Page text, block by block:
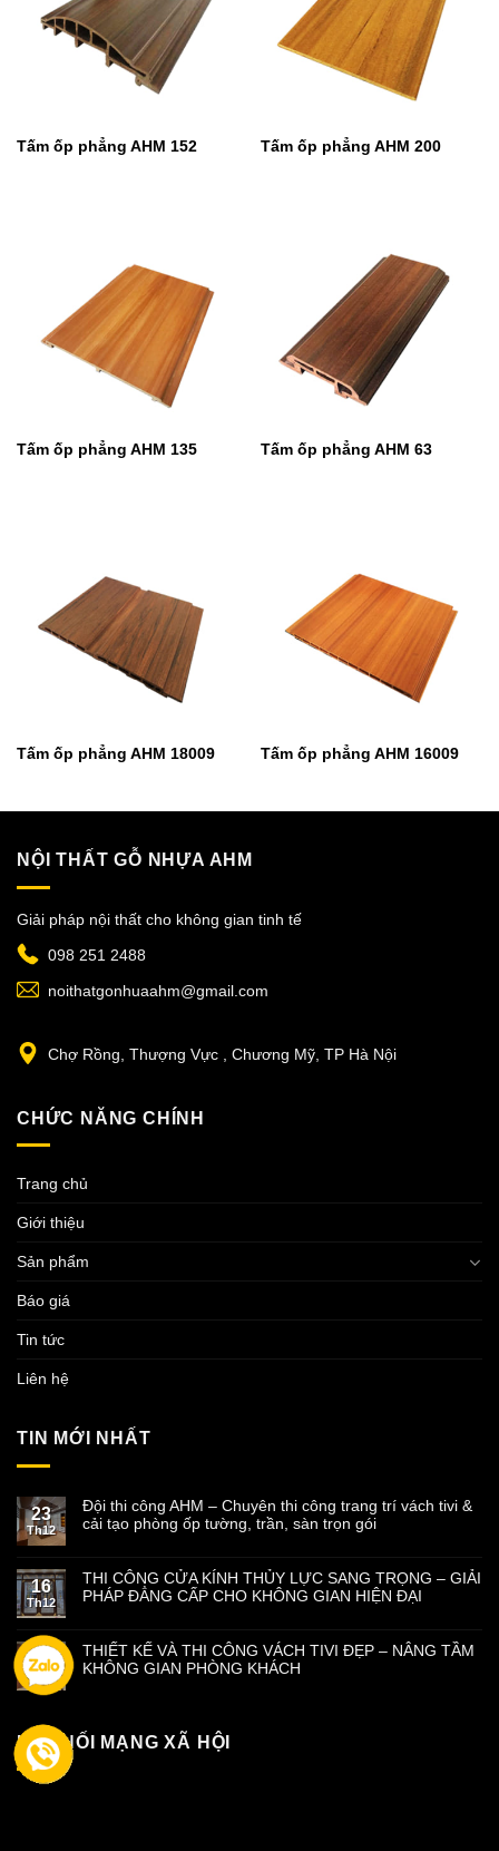
Tấm ốp phẳng AHM 152 Tấm ốp phẳng AHM 200
Tấm ốp phẳng AHM 135 Tấm ốp phẳng AHM 63
Tấm ốp phẳng AHM 18009 Tấm ốp phẳng AHM 16009
NỘI THẤT GỖ NHỰA AHM
Giải pháp nội thất cho không gian tinh tế
098 251 2488
noithatgonhuaahm@gmail.com
Chợ Rồng, Thượng Vực , Chương Mỹ, TP Hà Nội
CHỨC NĂNG CHÍNH
Trang chủ
Giới thiệu
Sản phẩm
Báo giá
Tin tức
Liên hệ
TIN MỚI NHẤT
23
Th12
Đội thi công AHM – Chuyên thi công trang trí vách tivi &
cải tạo phòng ốp tường, trần, sàn trọn gói
16
Th12
THI CÔNG CỬA KÍNH THỦY LỰC SANG TRỌNG – GIẢI
PHÁP ĐẲNG CẤP CHO KHÔNG GIAN HIỆN ĐẠI
09
Th12
THIẾT KẾ VÀ THI CÔNG VÁCH TIVI ĐẸP – NÂNG TẦM
KHÔNG GIAN PHÒNG KHÁCH
KẾT NỐI MẠNG XÃ HỘI